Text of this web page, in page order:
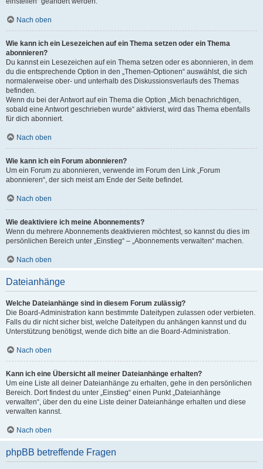
Nach oben
Wie kann ich ein Lesezeichen auf ein Thema setzen oder ein Thema
abonnieren?
Du kannst ein Lesezeichen auf ein Thema setzen oder es abonnieren, in dem
du die entsprechende Option in den „Themen-Optionen“ auswählst, die sich
normalerweise ober- und unterhalb des Diskussionsverlaufs des Themas
befinden.
Wenn du bei der Antwort auf ein Thema die Option „Mich benachrichtigen,
sobald eine Antwort geschrieben wurde“ aktivierst, wird das Thema ebenfalls
für dich abonniert.
Nach oben
Wie kann ich ein Forum abonnieren?
Um ein Forum zu abonnieren, verwende im Forum den Link „Forum
abonnieren“, der sich meist am Ende der Seite befindet.
Nach oben
Wie deaktiviere ich meine Abonnements?
Wenn du mehrere Abonnements deaktivieren möchtest, so kannst du dies im
persönlichen Bereich unter „Einstieg“ – „Abonnements verwalten“ machen.
Nach oben
Dateianhänge
Welche Dateianhänge sind in diesem Forum zulässig?
Die Board-Administration kann bestimmte Dateitypen zulassen oder verbieten.
Falls du dir nicht sicher bist, welche Dateitypen du anhängen kannst und du
Unterstützung benötigst, wende dich bitte an die Board-Administration.
Nach oben
Kann ich eine Übersicht all meiner Dateianhänge erhalten?
Um eine Liste all deiner Dateianhänge zu erhalten, gehe in den persönlichen
Bereich. Dort findest du unter „Einstieg“ einen Punkt „Dateianhänge
verwalten“, über den du eine Liste deiner Dateianhänge erhalten und diese
verwalten kannst.
Nach oben
phpBB betreffende Fragen